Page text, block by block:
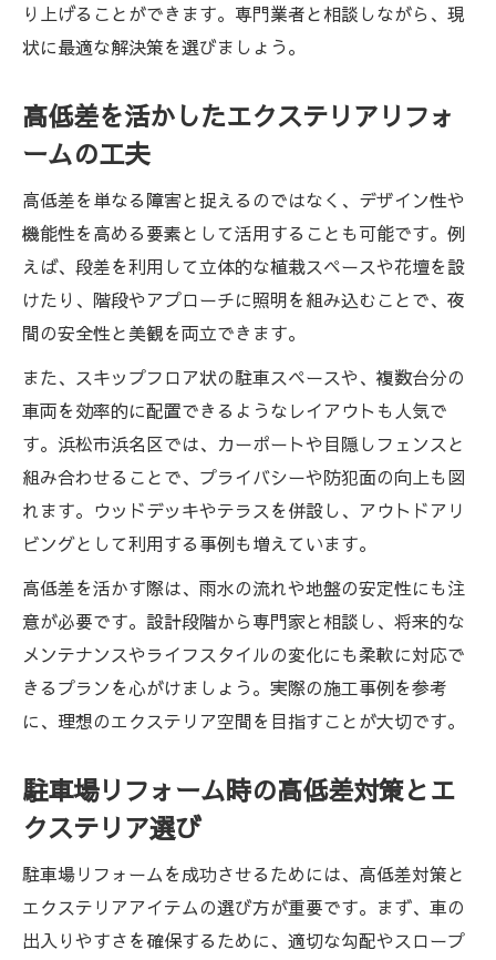
り上げることができます。専門業者と相談しながら、現
状に最適な解決策を選びましょう。
高低差を活かしたエクステリアリフォ
ームの工夫
高低差を単なる障害と捉えるのではなく、デザイン性や
機能性を高める要素として活用することも可能です。例
えば、段差を利用して立体的な植栽スペースや花壇を設
けたり、階段やアプローチに照明を組み込むことで、夜
間の安全性と美観を両立できます。
また、スキップフロア状の駐車スペースや、複数台分の
車両を効率的に配置できるようなレイアウトも人気で
す。浜松市浜名区では、カーポートや目隠しフェンスと
組み合わせることで、プライバシーや防犯面の向上も図
れます。ウッドデッキやテラスを併設し、アウトドアリ
ビングとして利用する事例も増えています。
高低差を活かす際は、雨水の流れや地盤の安定性にも注
意が必要です。設計段階から専門家と相談し、将来的な
メンテナンスやライフスタイルの変化にも柔軟に対応で
きるプランを心がけましょう。実際の施工事例を参考
に、理想のエクステリア空間を目指すことが大切です。
駐車場リフォーム時の高低差対策とエ
クステリア選び
駐車場リフォームを成功させるためには、高低差対策と
エクステリアアイテムの選び方が重要です。まず、車の
出入りやすさを確保するために、適切な勾配やスロープ